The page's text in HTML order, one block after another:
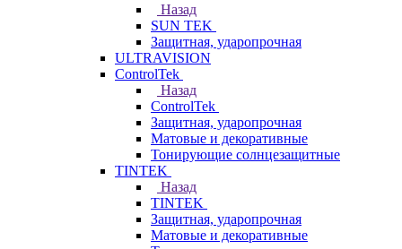
Назад
SUN TEK
Защитная, ударопрочная
ULTRAVISION
ControlTek
Назад
ControlTek
Защитная, ударопрочная
Матовые и декоративные
Тонирующие солнцезащитные
TINTEK
Назад
TINTEK
Защитная, ударопрочная
Матовые и декоративные